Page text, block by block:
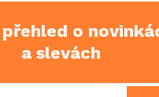
o
a slevách